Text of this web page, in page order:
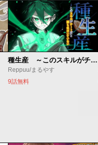
種生産 ～このスキルがチートだとまだ誰も気付いていない～
Reppuu/まるやす
9話無料